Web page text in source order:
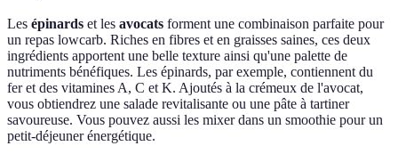
Les épinards et les avocats forment une combinaison parfaite pour
un repas lowcarb. Riches en fibres et en graisses saines, ces deux
ingrédients apportent une belle texture ainsi qu'une palette de
nutriments bénéfiques. Les épinards, par exemple, contiennent du
fer et des vitamines A, C et K. Ajoutés à la crémeux de l'avocat,
vous obtiendrez une salade revitalisante ou une pâte à tartiner
savoureuse. Vous pouvez aussi les mixer dans un smoothie pour un
petit-déjeuner énergétique.